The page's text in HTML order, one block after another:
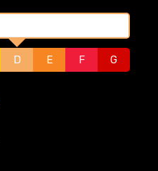
D E F G